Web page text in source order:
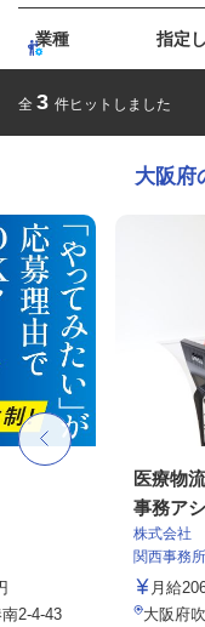
業種 指定
全 3 件ヒットしました
大阪府
2-4-43
医療物
事務ア
株式会社
関西事務
月給
大阪府